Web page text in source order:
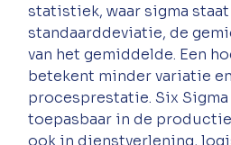
statistiek, waar sigma
standaarddeviatie, de
van het gemiddelde. Een
betekent minder variatie
procesprestatie. Six
toepasbaar in de
ook in dienstverlening,